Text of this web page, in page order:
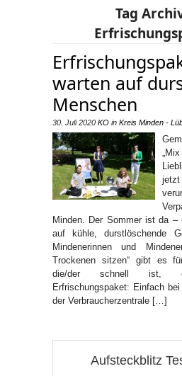
Tag
warten auf
Menschen
30. Juli 2020 KO in Kreis Minden -
Minden. Der Sommer ist da ‒
auf kühle, durstlöschende
Mindenerinnen und
Trockenen sitzen“ gibt es
die/der schnell ist,
Erfrischungspaket: Einfach
der Verbraucherzentrale […]
Aufsteckblitz